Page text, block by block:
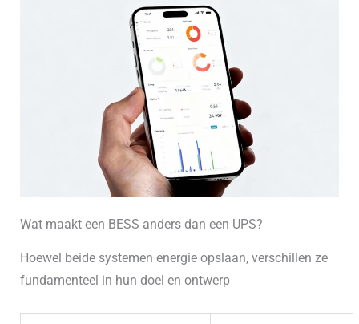
Wat maakt een BESS anders dan een UPS?
Hoewel beide systemen energie opslaan, verschillen ze
fundamenteel in hun doel en ontwerp